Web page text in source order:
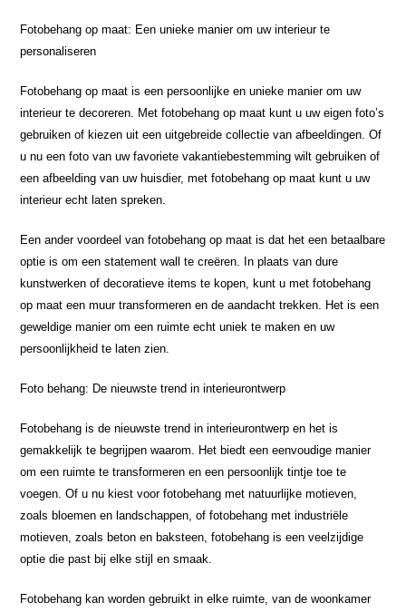
Fotobehang op maat: Een unieke manier om uw interieur te
personaliseren
Fotobehang op maat is een persoonlijke en unieke manier om uw
interieur te decoreren. Met fotobehang op maat kunt u uw eigen foto’s
gebruiken of kiezen uit een uitgebreide collectie van afbeeldingen. Of
u nu een foto van uw favoriete vakantiebestemming wilt gebruiken of
een afbeelding van uw huisdier, met fotobehang op maat kunt u uw
interieur echt laten spreken.
Een ander voordeel van fotobehang op maat is dat het een betaalbare
optie is om een statement wall te creëren. In plaats van dure
kunstwerken of decoratieve items te kopen, kunt u met fotobehang
op maat een muur transformeren en de aandacht trekken. Het is een
geweldige manier om een ruimte echt uniek te maken en uw
persoonlijkheid te laten zien.
Foto behang: De nieuwste trend in interieurontwerp
Fotobehang is de nieuwste trend in interieurontwerp en het is
gemakkelijk te begrijpen waarom. Het biedt een eenvoudige manier
om een ruimte te transformeren en een persoonlijk tintje toe te
voegen. Of u nu kiest voor fotobehang met natuurlijke motieven,
zoals bloemen en landschappen, of fotobehang met industriële
motieven, zoals beton en baksteen, fotobehang is een veelzijdige
optie die past bij elke stijl en smaak.
Fotobehang kan worden gebruikt in elke ruimte, van de woonkamer